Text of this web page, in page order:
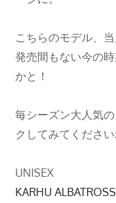
こちらのモデル、
発売間もない今の
かと！
毎シーズン大人気
クしてみてください
UNISEX
KARHU